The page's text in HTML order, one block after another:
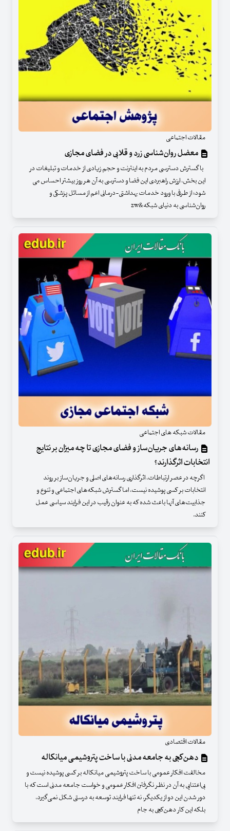
مقالات اجتماعی
معضل روان‌شناسی زرد و قلابی در فضای مجازی
با گسترش دسترسی مردم به اینترنت و حجم زیادی از خدمات و تبلیغات در
این بخش، ارزش راهبردی این فضا و دسترسی به آن هر روز بیشتر احساس می­‌
شود؛ از طرفی با ورود خدمات بهداشتی-درمانی اعم از مسائل پزشکی و
روان‌شناسی به دنیای شبکه­&zw
مقالات شبکه های اجتماعی
رسانه‌های جریان‌ساز و فضای مجازی تا چه میزان بر نتایج
انتخابات اثرگذارند؟
اگرچه در عصر ارتباطات، اثرگذاری رسانه‌های اصلی و جریان‌ساز بر روند
انتخابات بر کسی پوشیده نیست، اما گسترش شبکه‌های اجتماعی و تنوع و
جذابیت‌های آنها باعث شده که به عنوان رقیب در این فرایند سیاسی عمل
کنند.
مقالات اقتصادی
دهن‌کجی به جامعه مدنی با ساخت پتروشیمی میانکاله
مخالفت افکار عمومی با ساخت پتروشیمی میانکاله بر کسی پوشیده نیست و
بی‌اعتنایی به آن در نظر نگرفتن افکار عمومی و خواست جامعه مدنی است که با
دور شدن این دو از یکدیگر، نه تنها فرایند توسعه به درستی شکل نمی‌گیرد،
بلکه این کار دهن‌کجی به جام